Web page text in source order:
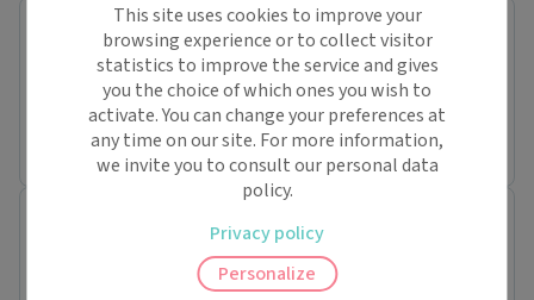
PHARMACIE DE CHATEL
Pharmacie
84 RTE DE VONNES
74390 Châtel
Rendez-vous en ligne indisponible.
114 RTE DE LA TOUVIERE
This site uses cookies to improve your
browsing experience or to collect visitor
statistics to improve the service and gives
you the choice of which ones you wish to
activate. You can change your preferences at
any time on our site. For more information,
we invite you to consult our personal data
policy.
Personalize
Privacy policy